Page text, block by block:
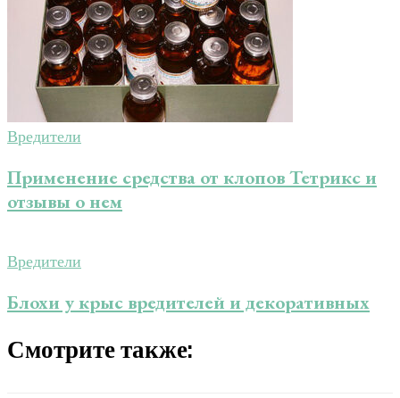
Вредители
Применение средства от клопов Тетрикс и
отзывы о нем
Вредители
Блохи у крыс вредителей и декоративных
Смотрите также: